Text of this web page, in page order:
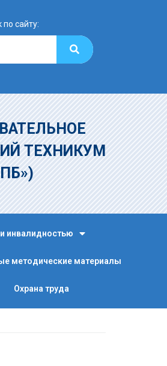
по сайту:
ТЕХНИКУМ
инвалидностью
методические материалы
Охрана труда